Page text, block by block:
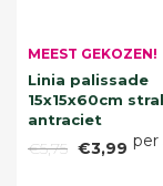
MEEST GEKOZEN!
Linia palissade
15x15x60cm
antraciet
€5,75 €3,99 per